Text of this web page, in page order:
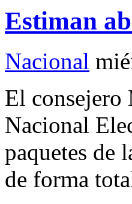
Estiman
Nacional
El
Nacional
paquetes de
de forma